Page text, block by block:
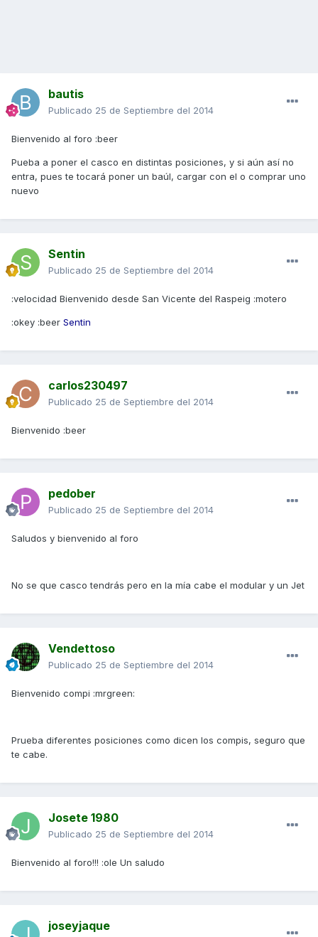
bautis
Publicado 25 de Septiembre del 2014
Bienvenido al foro :beer
Pueba a poner el casco en distintas posiciones, y si aún así no
entra, pues te tocará poner un baúl, cargar con el o comprar uno
nuevo
Sentin
Publicado 25 de Septiembre del 2014
:velocidad Bienvenido desde San Vicente del Raspeig :motero
:okey :beer Sentin
carlos230497
Publicado 25 de Septiembre del 2014
Bienvenido :beer
pedober
Publicado 25 de Septiembre del 2014
Saludos y bienvenido al foro
No se que casco tendrás pero en la mía cabe el modular y un Jet
Vendettoso
Publicado 25 de Septiembre del 2014
Bienvenido compi :mrgreen:
Prueba diferentes posiciones como dicen los compis, seguro que
te cabe.
Josete 1980
Publicado 25 de Septiembre del 2014
Bienvenido al foro!!! :ole Un saludo
joseyjaque